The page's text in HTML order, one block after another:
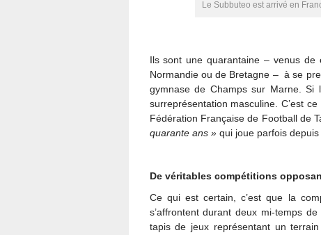
Le Subbuteo est arrivé en
Ils sont une quarantaine – venus de
Normandie ou de Bretagne – à se
gymnase de Champs sur Marne. Si
surreprésentation masculine. C’est
Fédération Française de Football de
quarante ans » qui joue parfois
De véritables compétitions
Ce qui est certain, c’est que la
s’affrontent durant deux mi-temps
tapis de jeux représentant un